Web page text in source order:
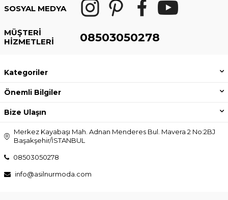
SOSYAL MEDYA
MÜŞTERI
HIZMETLERI
08503050278
Kategoriler
Önemli Bilgiler
Bize Ulaşın
Merkez Kayabaşı Mah. Adnan Menderes Bul. Mavera 2 No:2BJ
Başakşehir/İSTANBUL
08503050278
info@asilnurmoda.com